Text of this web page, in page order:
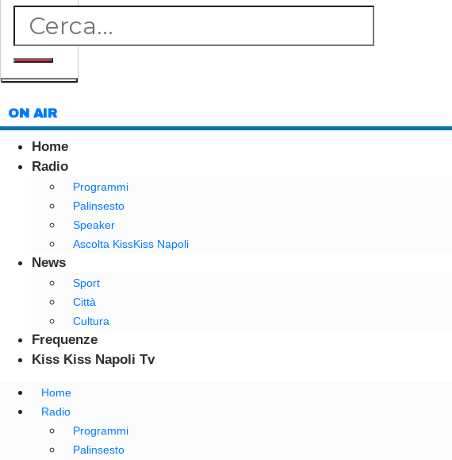
ON AIR
Home
Radio
Programmi
Palinsesto
Speaker
Ascolta KissKiss Napoli
News
Sport
Città
Cultura
Frequenze
Kiss Kiss Napoli Tv
Home
Radio
Programmi
Palinsesto